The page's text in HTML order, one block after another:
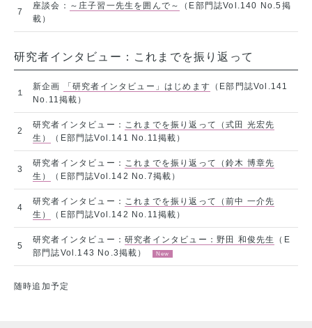
7
座談会： ～庄子習一先生を囲んで～
（E部門誌Vol.140 No.5掲
載）
研究者インタビュー：これまでを振り返って
１
新企画 「研究者インタビュー」はじめます （E部門誌Vol.141
No.11掲載）
2
研究者インタビュー： これまでを振り返って（式田 光宏先
生）
（E部門誌Vol.141 No.11掲載）
3
研究者インタビュー： これまでを振り返って（鈴木 博章先
生）
（E部門誌Vol.142 No.7掲載）
4
研究者インタビュー： これまでを振り返って（前中 一介先
生）
（E部門誌Vol.142 No.11掲載）
5
研究者インタビュー： 研究者インタビュー：野田 和俊先生
（E
部門誌Vol.143 No.3掲載）
随時追加予定